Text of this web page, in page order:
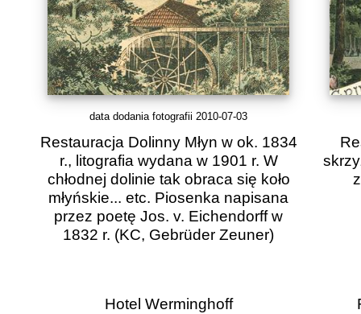
data dodania fotografii 2010-07-03
Restauracja Dolinny Młyn w ok. 1834
r., litografia wydana w 1901 r. W
chłodnej dolinie tak obraca się koło
młyńskie... etc. Piosenka napisana
przez poetę Jos. v. Eichendorff w
1832 r. (KC, Gebrüder Zeuner)
Hotel Werminghoff